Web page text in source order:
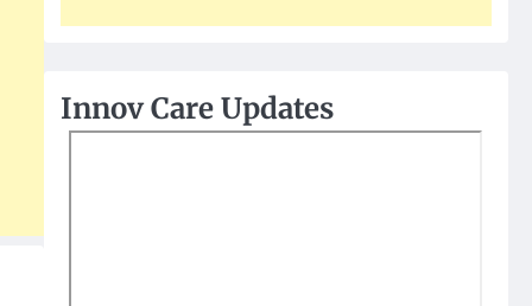
Innov Care Updates